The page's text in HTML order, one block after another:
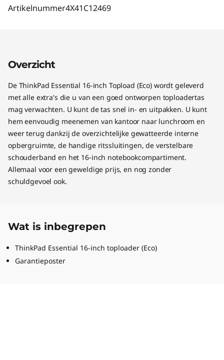
Artikelnummer4X41C12469
Overzicht
De ThinkPad Essential 16-inch Topload (Eco) wordt geleverd
met alle extra's die u van een goed ontworpen toploadertas
mag verwachten. U kunt de tas snel in- en uitpakken. U kunt
hem eenvoudig meenemen van kantoor naar lunchroom en
weer terug dankzij de overzichtelijke gewatteerde interne
opbergruimte, de handige ritssluitingen, de verstelbare
schouderband en het 16-inch notebookcompartiment.
Allemaal voor een geweldige prijs, en nog zonder
schuldgevoel ook.
Wat is inbegrepen
ThinkPad Essential 16-inch toploader (Eco)
Garantieposter